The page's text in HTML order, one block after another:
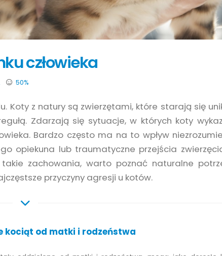
człowieka
50%
Koty z natury są zwierzętami, które starają się
Zdarzają się sytuacje, w których koty
Bardzo często ma na to wpływ
opiekuna lub traumatyczne przejścia
takie zachowania, warto poznać naturalne
przyczyny agresji u kotów.
kociąt od matki i rodzeństwa